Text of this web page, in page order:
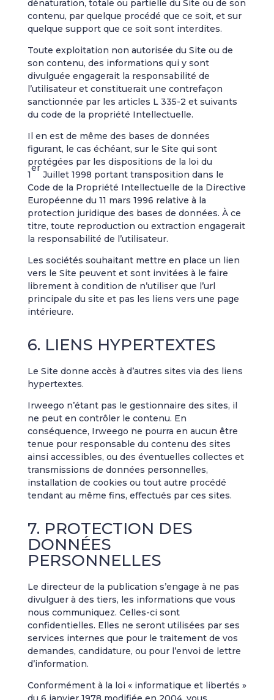
dénaturation, totale ou partielle du Site ou de son
contenu, par quelque procédé que ce soit, et sur
quelque support que ce soit sont interdites.
Toute exploitation non autorisée du Site ou de
son contenu, des informations qui y sont
divulguée engagerait la responsabilité de
l’utilisateur et constituerait une contrefaçon
sanctionnée par les articles L 335-2 et suivants
du code de la propriété Intellectuelle.
Il en est de même des bases de données
figurant, le cas échéant, sur le Site qui sont
protégées par les dispositions de la loi du
1
er
Juillet 1998 portant transposition dans le
Code de la Propriété Intellectuelle de la Directive
Européenne du 11 mars 1996 relative à la
protection juridique des bases de données. À ce
titre, toute reproduction ou extraction engagerait
la responsabilité de l’utilisateur.
Les sociétés souhaitant mettre en place un lien
vers le Site peuvent et sont invitées à le faire
librement à condition de n’utiliser que l’url
principale du site et pas les liens vers une page
intérieure.
6. LIENS HYPERTEXTES
Le Site donne accès à d’autres sites via des liens
hypertextes.
Irweego n’étant pas le gestionnaire des sites, il
ne peut en contrôler le contenu. En
conséquence, Irweego ne pourra en aucun être
tenue pour responsable du contenu des sites
ainsi accessibles, ou des éventuelles collectes et
transmissions de données personnelles,
installation de cookies ou tout autre procédé
tendant au même fins, effectués par ces sites.
7. PROTECTION DES
DONNÉES
PERSONNELLES
Le directeur de la publication s’engage à ne pas
divulguer à des tiers, les informations que vous
nous communiquez. Celles-ci sont
confidentielles. Elles ne seront utilisées par ses
services internes que pour le traitement de vos
demandes, candidature, ou pour l’envoi de lettre
d’information.
Conformément à la loi « informatique et libertés »